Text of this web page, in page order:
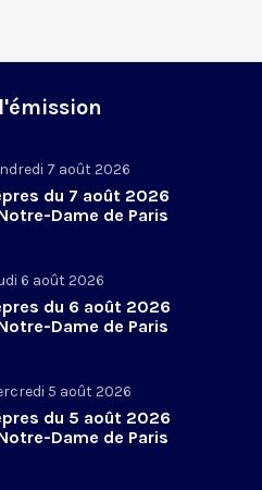
7 août 2026
du 7 août 2026
Dame de Paris
6 août 2026
du 6 août 2026
Dame de Paris
5 août 2026
du 5 août 2026
Dame de Paris